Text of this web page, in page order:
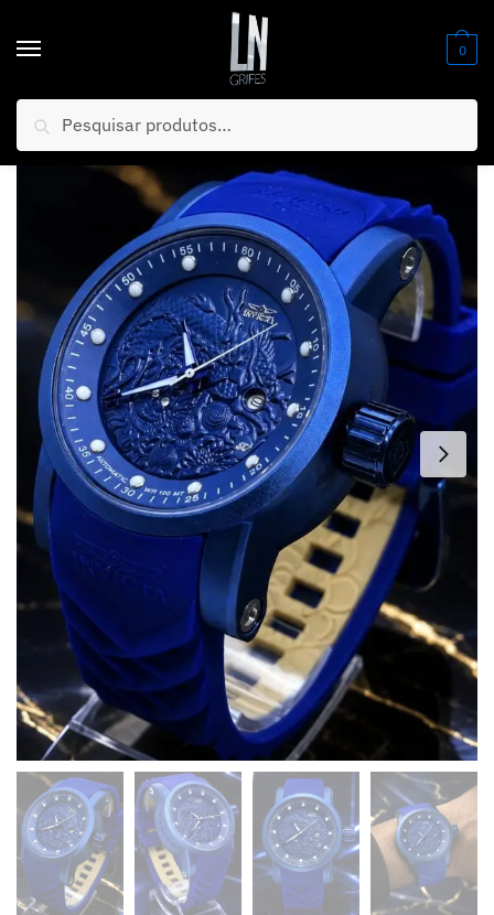
0
Início Relógios / Masculino /